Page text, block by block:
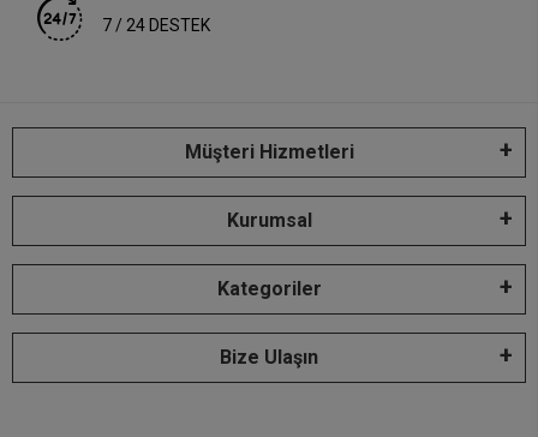
7 / 24 DESTEK
Müşteri Hizmetleri
Kurumsal
Kategoriler
Bize Ulaşın